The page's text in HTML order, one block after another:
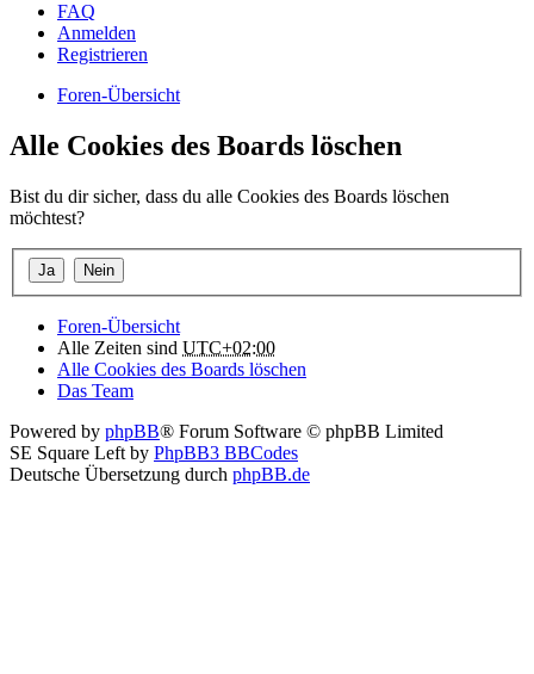
FAQ
Anmelden
Registrieren
Foren-Übersicht
Alle Cookies des Boards löschen
Bist du dir sicher, dass du alle Cookies des Boards löschen
möchtest?
Foren-Übersicht
Alle Zeiten sind UTC+02:00
Alle Cookies des Boards löschen
Das Team
Powered by phpBB® Forum Software © phpBB Limited
SE Square Left by PhpBB3 BBCodes
Deutsche Übersetzung durch phpBB.de